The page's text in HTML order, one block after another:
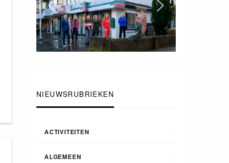
NIEUWSRUBRIEKEN
ACTIVITEITEN
ALGEMEEN